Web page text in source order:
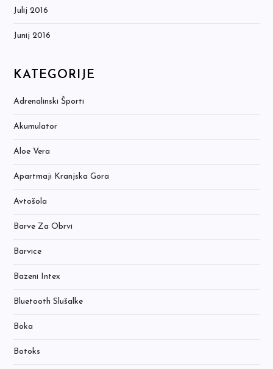
Julij 2016
Junij 2016
KATEGORIJE
Adrenalinski Športi
Akumulator
Aloe Vera
Apartmaji Kranjska Gora
Avtošola
Barve Za Obrvi
Barvice
Bazeni Intex
Bluetooth Slušalke
Boka
Botoks